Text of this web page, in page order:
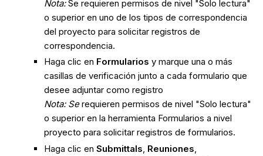
Nota:Se requieren permisos de nivel "Solo lectura"
o superior en uno de los tipos de correspondencia
del proyecto para solicitar registros de
correspondencia.
Haga clic en Formularios y marque una o más
casillas de verificación junto a cada formulario que
desee adjuntar como registro
Nota: Serequieren permisos de nivel "Solo lectura"
o superior en la herramienta Formularios a nivel
proyecto para solicitar registros de formularios.
Haga clic en Submittals, Reuniones,